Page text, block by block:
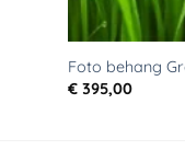
Foto behang
€395,00